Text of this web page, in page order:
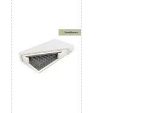
361 zł
do
2
352 zł